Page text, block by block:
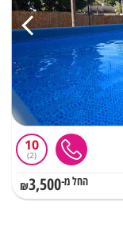
10
2
החל מ-₪3,500